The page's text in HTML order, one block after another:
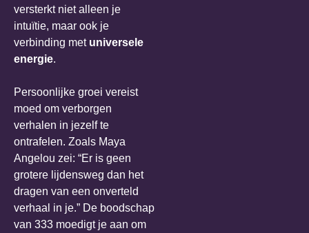
versterkt niet alleen je
intuïtie, maar ook je
verbinding met universele
energie.
Persoonlijke groei vereist
moed om verborgen
verhalen in jezelf te
ontrafelen. Zoals Maya
Angelou zei: “Er is geen
grotere lijdensweg dan het
dragen van een onverteld
verhaal in je.” De boodschap
van 333 moedigt je aan om